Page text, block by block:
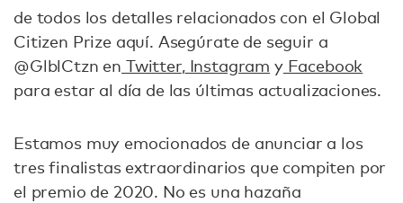
de todos los detalles relacionados con el Global
Citizen Prize aquí. Asegúrate de seguir a
@GlblCtzn en Twitter,Instagram yFacebook
para estar al día de las últimas actualizaciones.
Estamos muy emocionados de anunciar a los
tres finalistas extraordinarios que compiten por
el premio de 2020. No es una hazaña